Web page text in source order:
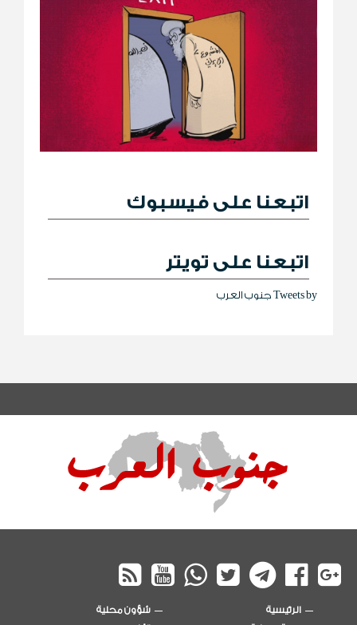
اتبعنا على فيسبوك
اتبعنا على تويتر
Tweets by جنوب العرب
الرئيسية
شؤون محلية